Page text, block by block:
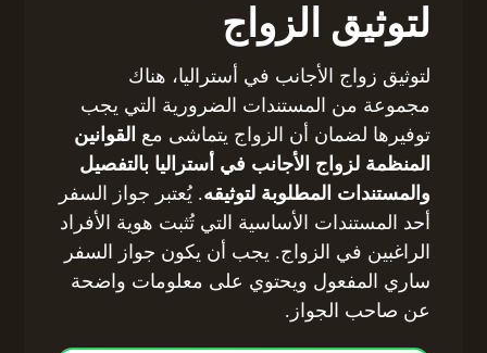
لتوثيق الزواج
لتوثيق زواج الأجانب في أستراليا، هناك
مجموعة من المستندات الضرورية التي يجب
توفيرها لضمان أن الزواج يتماشى مع القوانين
المنظمة لزواج الأجانب في أستراليا بالتفصيل
والمستندات المطلوبة لتوثيقه. يُعتبر جواز السفر
أحد المستندات الأساسية التي تُثبت هوية الأفراد
الراغبين في الزواج. يجب أن يكون جواز السفر
ساري المفعول ويحتوي على معلومات واضحة
عن صاحب الجواز.